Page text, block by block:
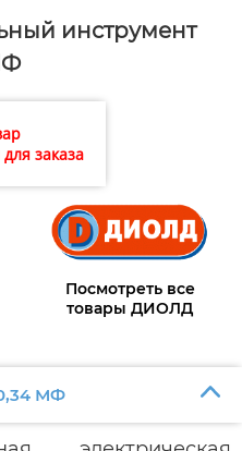
инструмент
заказа
Посмотреть все
товары ДИОЛД
МФ